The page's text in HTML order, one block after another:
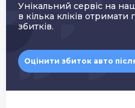
Унікальний сервіс на
в кілька кліків
збитків.
Оцінити збиток авто